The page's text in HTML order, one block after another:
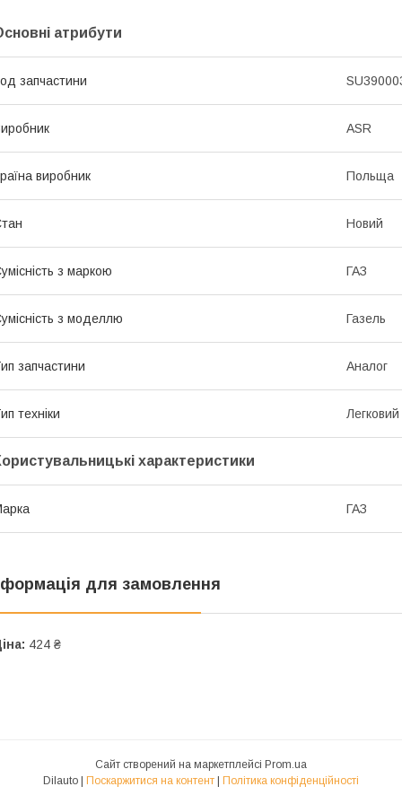
атрибути
запчастини
ASR
виробник Польща
Новий
з маркою ГАЗ
з моделлю Газель
запчастини Аналог
техніки
характеристики
ГАЗ
для замовлення
424 ₴
Сайт створений на маркетплейсі Prom.ua
Поскаржитися на контент Політика конфіденційності